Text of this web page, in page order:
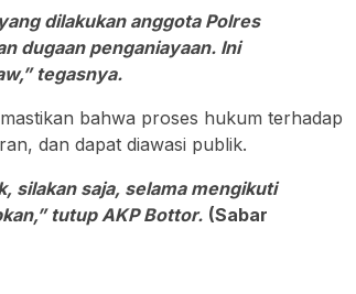
dilakukan anggota Polres
dugaan penganiayaan. Ini
tegasnya.
bahwa proses hukum terhadap
dan dapat diawasi publik.
silakan saja, selama mengikuti
tutup AKP Bottor. (Sabar